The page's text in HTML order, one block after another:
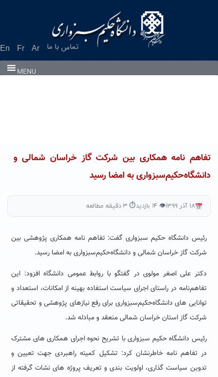
En Fr Ar تماس با ما
MENU
تفاهم نامه همکاری بین شرکت گاز خراسان شمالی و
دانشگاه‌حکیم‌سبزواری به امضا رسید
۱۸ آذر ۱۳۹۹ 👁 ۱۴ بازدید ⏱ ۳ دقیقه مطالعه
رئیس دانشگاه حکیم سبزواری گفت: تفاهم نامه همکاری پژوهشی بین
شرکت گاز خراسان شمالی و دانشگاه‌حکیم‌سبزواری به امضا رسید.
دکتر علی اصغر مولوی در گفتگو با روابط عمومی دانشگاه افزود: این
تفاهم‌نامه در راستای اجرای سیاست استفاده بهینه از امکانات، استعداد و
توانایی های دانشگاه‌حکیم‌سبزواری برای رفع نیازهای پژوهشی و تحقیقاتی
شرکت گاز استان خراسان شمالی منعقد و مبادله شد.
رئیس دانشگاه حکیم سبزواری با تشریح نحوه اجرای همکاری های مشترک
در تفاهم نامه خاطرنشان کرد: تشکیل کمیته راهبردی جهت تعیین و
تدوین سیاست گذاری، اولویت بندی و تعریف پروژه های نشات گرفته از